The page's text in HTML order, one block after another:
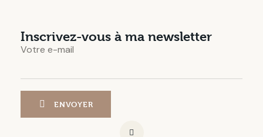
Inscrivez-vous à ma newsletter
Votre e-mail